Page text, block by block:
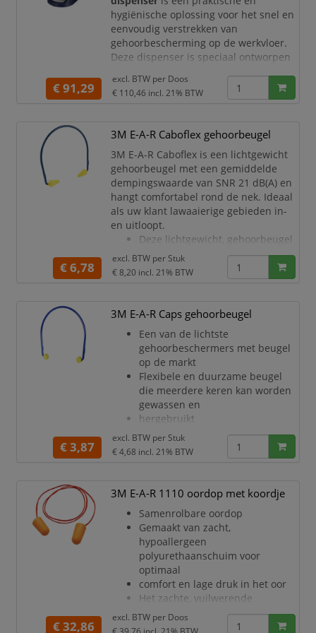
gehoorbescherming regelm
hygiënische oplossing voor het snel en
eenvoudig verstrekken van
gehoorbescherming op de werkvloer.
Deze dispenser is speciaal ontworpen
efficiëntie en gebruiksgemak centraal
staan.
wordt telkens één oordop afgegeven,
wat zorgt voor gecontroleerd gebruik
en minder verspilling. De dispenser is
compatibel met 3M E-A-R
€ 91,29
excl. BTW per Doos
€ 110,46 incl. 21% BTW
3M E-A-R Caboflex gehoorbeugel
3M E-A-R Caboflex is een lichtgewicht
gehoorbeugel met een gemiddelde
dempingswaarde van SNR 21 dB(A) en
hangt comfortabel rond de nek. Ideaal
als uw klant lawaaierige gebieden in-
en uitloopt.
Deze lichtgewicht, gehoorbeugel
is ideaal als u lawaaierige
gebieden
nek als u hem niet nodig heeft
Elke conisch gevormde dop kan
draaien zodat hij goed op de
gehoorgang
past, en daarbij een beweging
€ 6,78
excl. BTW per Stuk
€ 8,20 incl. 21% BTW
3M E-A-R Caps gehoorbeugel
Een van de lichtste
gehoorbeschermers met beugel
op de markt
Flexibele en duurzame beugel
die meerdere keren kan worden
gewassen en
hergebruikt
Doppen in de vorm van een kapje
van zacht schuim om de
De beugel is ideaal om met
tussenpozen te dragen en kan
gemakkelijk om
de hals worden gedragen
wanneer hij niet wordt gebruikt
Vervangende doppen
beschikbaar en apart verkocht
als 3M E-A-RCaps
vervangingsdop
€ 3,87
excl. BTW per Stuk
€ 4,68 incl. 21% BTW
3M E-A-R 1110 oordop met koordje
Samenrolbare oordop
Gemaakt van zacht,
hypoallergeen
polyurethaanschuim voor
optimaal
comfort en lage druk in het oor
Het zachte, vuilwerende
oppervlak draagt bij tot een
betere hygiëne,
€ 32,86
excl. BTW per Doos